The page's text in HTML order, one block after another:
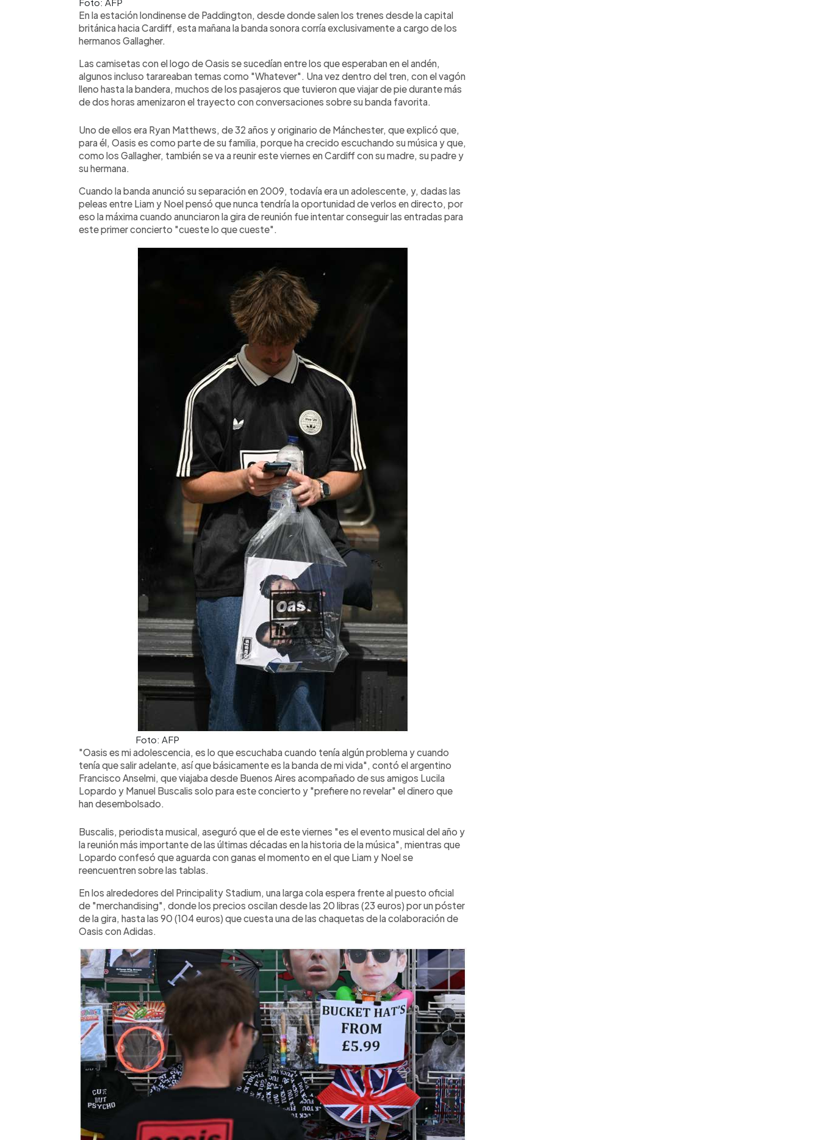
En la estación londinense de Paddington, desde donde salen los trenes desde la capital
británica hacia Cardiff, esta mañana la banda sonora corría exclusivamente a cargo de los
hermanos Gallagher.
Las camisetas con el logo de Oasis se sucedían entre los que esperaban en el andén,
algunos incluso tarareaban temas como "Whatever". Una vez dentro del tren, con el vagón
lleno hasta la bandera, muchos de los pasajeros que tuvieron que viajar de pie durante más
de dos horas amenizaron el trayecto con conversaciones sobre su banda favorita.
Uno de ellos era Ryan Matthews, de 32 años y originario de Mánchester, que explicó que,
para él, Oasis es como parte de su familia, porque ha crecido escuchando su música y que,
como los Gallagher, también se va a reunir este viernes en Cardiff con su madre, su padre y
su hermana.
Cuando la banda anunció su separación en 2009, todavía era un adolescente, y, dadas las
peleas entre Liam y Noel pensó que nunca tendría la oportunidad de verlos en directo, por
eso la máxima cuando anunciaron la gira de reunión fue intentar conseguir las entradas para
este primer concierto "cueste lo que cueste".
Foto: AFP
"Oasis es mi adolescencia, es lo que escuchaba cuando tenía algún problema y cuando
tenía que salir adelante, así que básicamente es la banda de mi vida", contó el argentino
Francisco Anselmi, que viajaba desde Buenos Aires acompañado de sus amigos Lucila
Lopardo y Manuel Buscalis solo para este concierto y "prefiere no revelar" el dinero que
han desembolsado.
Buscalis, periodista musical, aseguró que el de este viernes "es el evento musical del año y
la reunión más importante de las últimas décadas en la historia de la música", mientras que
Lopardo confesó que aguarda con ganas el momento en el que Liam y Noel se
reencuentren sobre las tablas.
En los alrededores del Principality Stadium, una larga cola espera frente al puesto oficial
de "merchandising", donde los precios oscilan desde las 20 libras (23 euros) por un póster
de la gira, hasta las 90 (104 euros) que cuesta una de las chaquetas de la colaboración de
Oasis con Adidas.